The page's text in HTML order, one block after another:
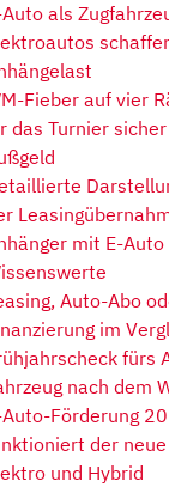
Auto als
Fieber auf vier
das Turnier
mit E-
Auto-Abo
im
fürs
nach dem
Auto-Förderung
der
und Hybrid